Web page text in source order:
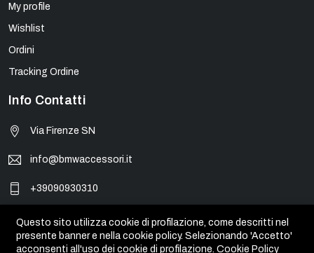
My profile
Wishlist
Ordini
Tracking Ordine
Info Contatti
Via Firenze SN
info@bmwaccessori.it
+39090930310
© BMW Accessori - PIVA 01931450835. Tutti i marchi, loghi e
Questo sito utilizza cookie di profilazione, come descritti nel
presente banner e nella cookie policy. Selezionando 'Accetto'
acconsenti all'uso dei cookie di profilazione. Cookie Policy